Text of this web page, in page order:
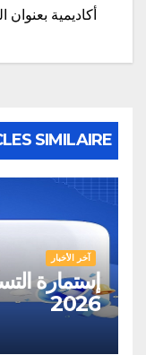
أكاديمية بعنوان
SIMILAIRE
آخر الأخبار
إستمارة
2026